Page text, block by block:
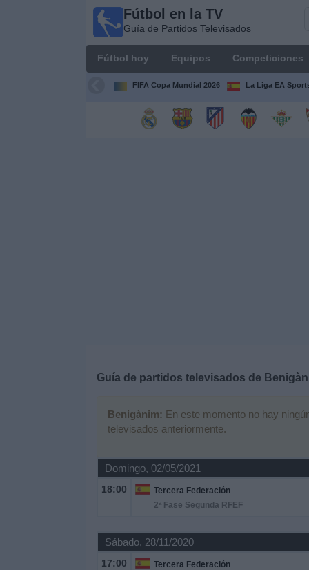
Fútbol en la TV
Guía de Partidos Televisados
Fútbol hoy Equipos Competiciones
FIFA Copa Mundial 2026 La Liga EA
Guía de partidos televisados de
Benigànim: En este momento no hay
televisados anteriormente.
Domingo, 02/05/2021
18:00
Tercera Federación
2ª Fase Segunda RFEF
Sábado, 28/11/2020
17:00
Tercera Federación